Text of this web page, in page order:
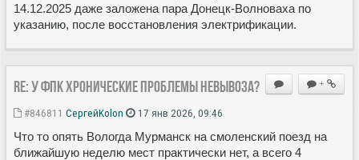
14.12.2025 даже заложена пара Донецк-Волноваха по
указанию, после восстановления электрификации.
+
Re: У ФПК хронические проблемы невывоза?
#846811 СергейKolon 17 янв 2026, 09:46
Что то опять Вологда Мурманск на смоленский поезд на
ближайшую неделю мест практически нет, а всего 4